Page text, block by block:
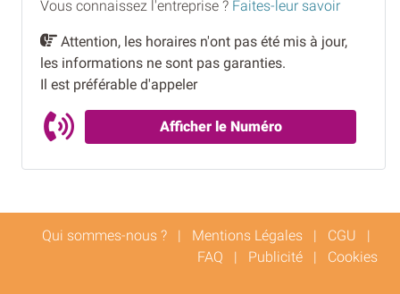
Vous connaissez l'entreprise ? Faites-leur savoir
Attention, les horaires n'ont pas été mis à jour,
les informations ne sont pas garanties.
Il est préférable d'appeler
Afficher le Numéro
Qui sommes-nous ? | Mentions Légales | CGU |
FAQ | Publicité | Cookies